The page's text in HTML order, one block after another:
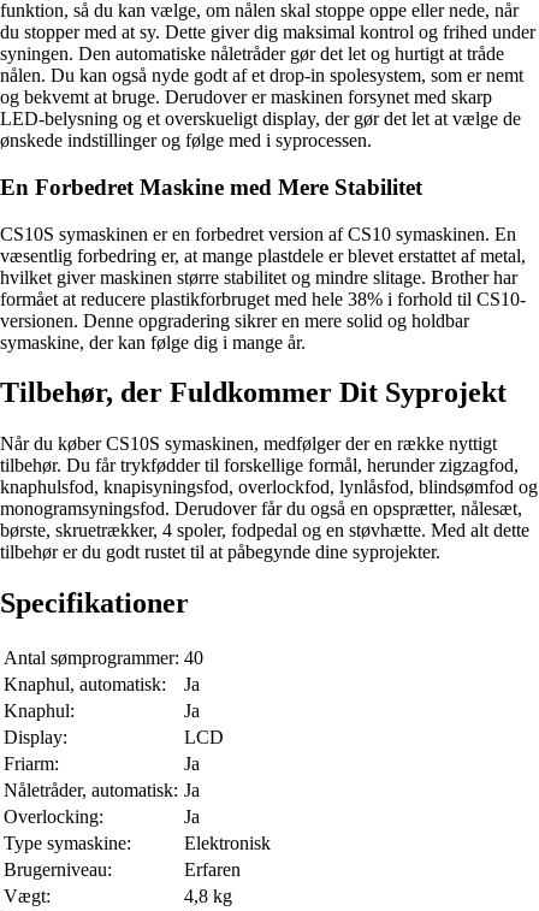
funktion, så du kan vælge, om nålen skal stoppe oppe eller nede, når
du stopper med at sy. Dette giver dig maksimal kontrol og frihed under
syningen. Den automatiske nåletråder gør det let og hurtigt at tråde
nålen. Du kan også nyde godt af et drop-in spolesystem, som er nemt
og bekvemt at bruge. Derudover er maskinen forsynet med skarp
LED-belysning og et overskueligt display, der gør det let at vælge de
ønskede indstillinger og følge med i syprocessen.
En Forbedret Maskine med Mere Stabilitet
CS10S symaskinen er en forbedret version af CS10 symaskinen. En
væsentlig forbedring er, at mange plastdele er blevet erstattet af metal,
hvilket giver maskinen større stabilitet og mindre slitage. Brother har
formået at reducere plastikforbruget med hele 38% i forhold til CS10-
versionen. Denne opgradering sikrer en mere solid og holdbar
symaskine, der kan følge dig i mange år.
Tilbehør, der Fuldkommer Dit Syprojekt
Når du køber CS10S symaskinen, medfølger der en række nyttigt
tilbehør. Du får trykfødder til forskellige formål, herunder zigzagfod,
knaphulsfod, knapisyningsfod, overlockfod, lynlåsfod, blindsømfod og
monogramsyningsfod. Derudover får du også en opsprætter, nålesæt,
børste, skruetrækker, 4 spoler, fodpedal og en støvhætte. Med alt dette
tilbehør er du godt rustet til at påbegynde dine syprojekter.
Specifikationer
Antal sømprogrammer: 40
Knaphul, automatisk:
Ja
Knaphul:
Ja
Display:
LCD
Friarm:
Ja
Nåletråder, automatisk: Ja
Overlocking:
Ja
Type symaskine:
Elektronisk
Brugerniveau:
Erfaren
Vægt:
4,8 kg